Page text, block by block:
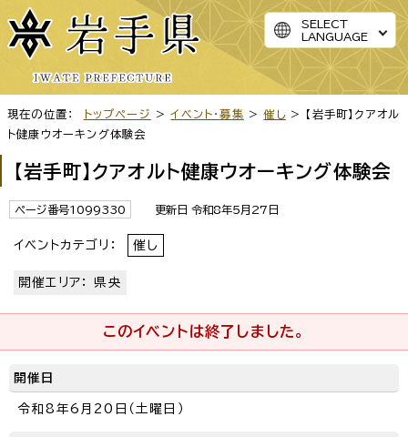
SELECT
LANGUAGE
現在の位置： トップページ >イベント・募集 >催し> 【岩手町】クアオル
ト健康ウオーキング体験会
【岩手町】クアオルト健康ウオーキング体験会
ページ番号1099330 更新日 令和8年5月27日
イベントカテゴリ： 催し
開催エリア： 県央
このイベントは終了しました。
開催日
令和8年6月20日（土曜日）